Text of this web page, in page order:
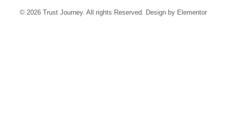
© 2026 Trust Journey. All rights Reserved. Design by Elementor